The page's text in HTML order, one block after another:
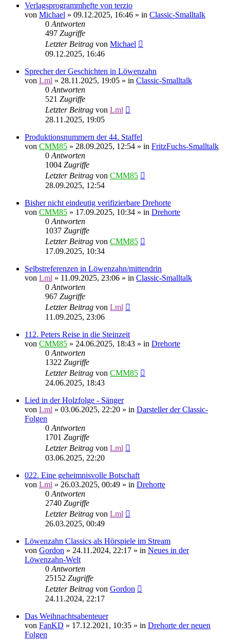
Verlagsprogrammhefte von terzio
von Michael » 09.12.2025, 16:46 » in Classic-Smalltalk
0 Antworten
497 Zugriffe
Letzter Beitrag von Michael
09.12.2025, 16:46
Sprecher der Geschichten in Löwenzahn
von Lml » 28.11.2025, 19:05 » in Classic-Smalltalk
0 Antworten
521 Zugriffe
Letzter Beitrag von Lml
28.11.2025, 19:05
Produktionsnummern der 44. Staffel
von CMM85 » 28.09.2025, 12:54 » in FritzFuchs-Smalltalk
0 Antworten
1004 Zugriffe
Letzter Beitrag von CMM85
28.09.2025, 12:54
Bisher nicht eindeutig verifizierbare Drehorte
von CMM85 » 17.09.2025, 10:34 » in Drehorte
0 Antworten
1037 Zugriffe
Letzter Beitrag von CMM85
17.09.2025, 10:34
Selbstreferenzen in Löwenzahn/mittendrin
von Lml » 11.09.2025, 23:06 » in Classic-Smalltalk
0 Antworten
967 Zugriffe
Letzter Beitrag von Lml
11.09.2025, 23:06
112. Peters Reise in die Steinzeit
von CMM85 » 24.06.2025, 18:43 » in Drehorte
0 Antworten
1322 Zugriffe
Letzter Beitrag von CMM85
24.06.2025, 18:43
Lied in der Holzfolge - Sänger
von Lml » 03.06.2025, 22:20 » in Darsteller der Classic-
Folgen
0 Antworten
1701 Zugriffe
Letzter Beitrag von Lml
03.06.2025, 22:20
022. Eine geheimnisvolle Botschaft
von Lml » 26.03.2025, 00:49 » in Drehorte
0 Antworten
2740 Zugriffe
Letzter Beitrag von Lml
26.03.2025, 00:49
Löwenzahn Classics als Hörspiele im Stream
von Gordon » 24.11.2024, 22:17 » in Neues in der
Löwenzahn-Welt
0 Antworten
25152 Zugriffe
Letzter Beitrag von Gordon
24.11.2024, 22:17
Das Weihnachtsabenteuer
von FanKD » 17.12.2021, 10:35 » in Drehorte der neuen
Folgen